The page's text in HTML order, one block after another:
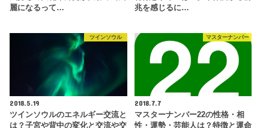
麗になるって…
兆を感じるに…
ツインソウル
2018.5.19
ツインソウルのエネルギー交流と
は？子宮や背中の変化と交流や交
マスターナンバー
2018.7.7
マスターナンバー22の性格・相
性・運勢・芸能人は？特徴と運命